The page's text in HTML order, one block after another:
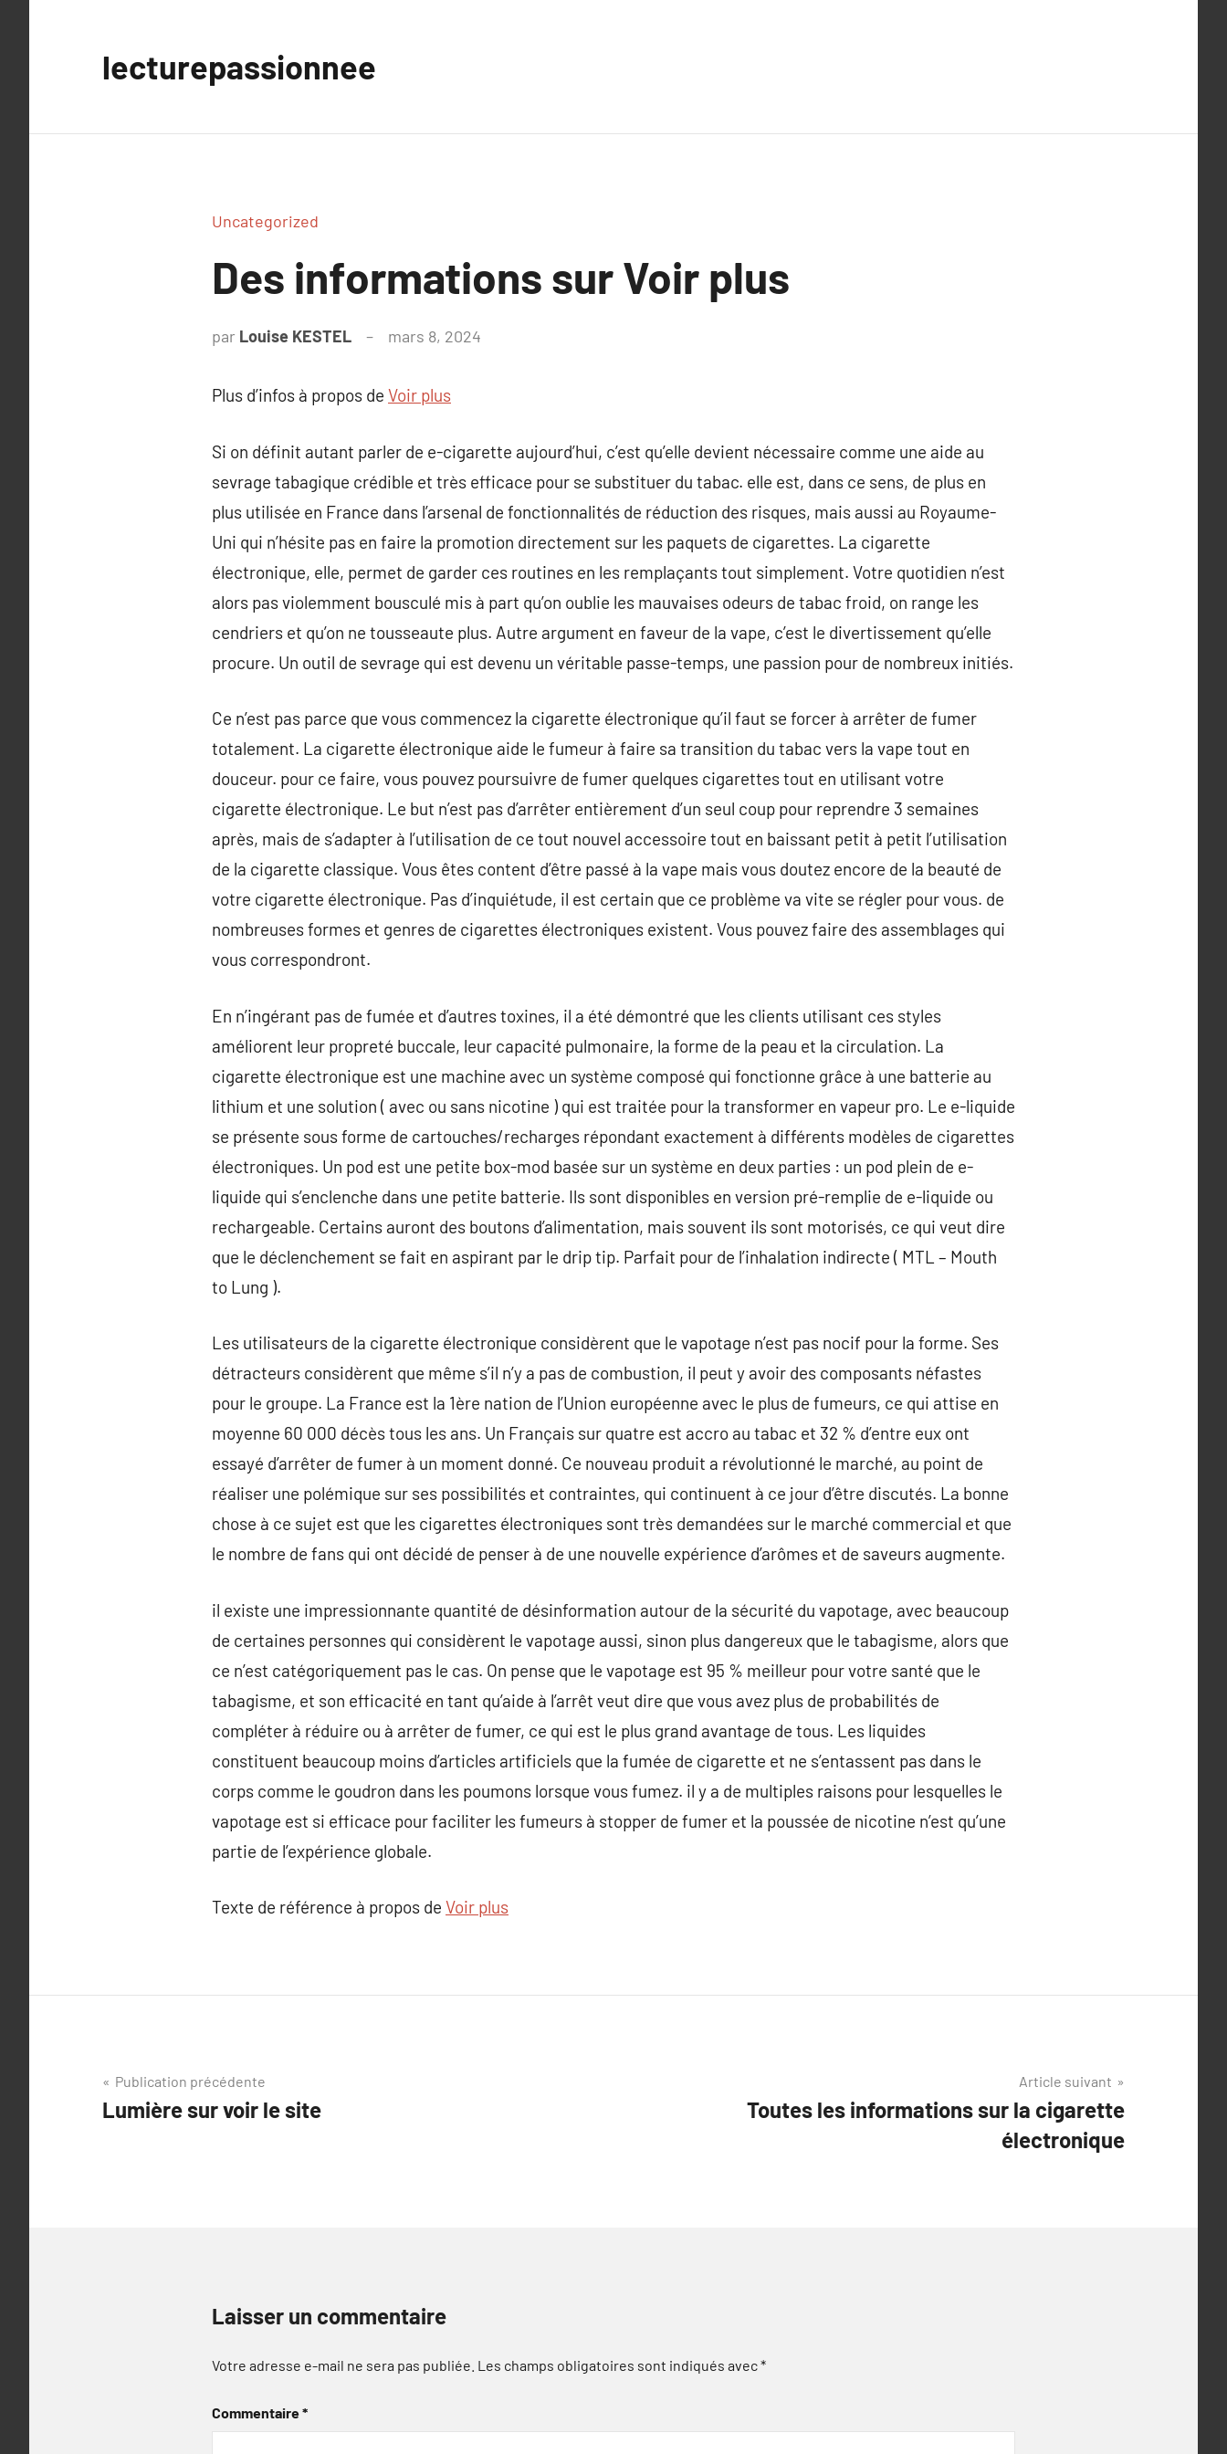
lecturepassionnee
Uncategorized
Des informations sur Voir plus
par Louise KESTEL mars 8, 2024
Plus d’infos à propos de Voir plus
Si on définit autant parler de e-cigarette aujourd’hui, c’est qu’elle devient nécessaire comme une aide au
sevrage tabagique crédible et très efficace pour se substituer du tabac. elle est, dans ce sens, de plus en
plus utilisée en France dans l’arsenal de fonctionnalités de réduction des risques, mais aussi au Royaume-
Uni qui n’hésite pas en faire la promotion directement sur les paquets de cigarettes. La cigarette
électronique, elle, permet de garder ces routines en les remplaçants tout simplement. Votre quotidien n’est
alors pas violemment bousculé mis à part qu’on oublie les mauvaises odeurs de tabac froid, on range les
cendriers et qu’on ne tousseaute plus. Autre argument en faveur de la vape, c’est le divertissement qu’elle
procure. Un outil de sevrage qui est devenu un véritable passe-temps, une passion pour de nombreux initiés.
Ce n’est pas parce que vous commencez la cigarette électronique qu’il faut se forcer à arrêter de fumer
totalement. La cigarette électronique aide le fumeur à faire sa transition du tabac vers la vape tout en
douceur. pour ce faire, vous pouvez poursuivre de fumer quelques cigarettes tout en utilisant votre
cigarette électronique. Le but n’est pas d’arrêter entièrement d’un seul coup pour reprendre 3 semaines
après, mais de s’adapter à l’utilisation de ce tout nouvel accessoire tout en baissant petit à petit l’utilisation
de la cigarette classique. Vous êtes content d’être passé à la vape mais vous doutez encore de la beauté de
votre cigarette électronique. Pas d’inquiétude, il est certain que ce problème va vite se régler pour vous. de
nombreuses formes et genres de cigarettes électroniques existent. Vous pouvez faire des assemblages qui
vous correspondront.
En n’ingérant pas de fumée et d’autres toxines, il a été démontré que les clients utilisant ces styles
améliorent leur propreté buccale, leur capacité pulmonaire, la forme de la peau et la circulation. La
cigarette électronique est une machine avec un système composé qui fonctionne grâce à une batterie au
lithium et une solution ( avec ou sans nicotine ) qui est traitée pour la transformer en vapeur pro. Le e-liquide
se présente sous forme de cartouches/recharges répondant exactement à différents modèles de cigarettes
électroniques. Un pod est une petite box-mod basée sur un système en deux parties : un pod plein de e-
liquide qui s’enclenche dans une petite batterie. Ils sont disponibles en version pré-remplie de e-liquide ou
rechargeable. Certains auront des boutons d’alimentation, mais souvent ils sont motorisés, ce qui veut dire
que le déclenchement se fait en aspirant par le drip tip. Parfait pour de l’inhalation indirecte ( MTL – Mouth
to Lung ).
Les utilisateurs de la cigarette électronique considèrent que le vapotage n’est pas nocif pour la forme. Ses
détracteurs considèrent que même s’il n’y a pas de combustion, il peut y avoir des composants néfastes
pour le groupe. La France est la 1ère nation de l’Union européenne avec le plus de fumeurs, ce qui attise en
moyenne 60 000 décès tous les ans. Un Français sur quatre est accro au tabac et 32 % d’entre eux ont
essayé d’arrêter de fumer à un moment donné. Ce nouveau produit a révolutionné le marché, au point de
réaliser une polémique sur ses possibilités et contraintes, qui continuent à ce jour d’être discutés. La bonne
chose à ce sujet est que les cigarettes électroniques sont très demandées sur le marché commercial et que
le nombre de fans qui ont décidé de penser à de une nouvelle expérience d’arômes et de saveurs augmente.
il existe une impressionnante quantité de désinformation autour de la sécurité du vapotage, avec beaucoup
de certaines personnes qui considèrent le vapotage aussi, sinon plus dangereux que le tabagisme, alors que
ce n’est catégoriquement pas le cas. On pense que le vapotage est 95 % meilleur pour votre santé que le
tabagisme, et son efficacité en tant qu’aide à l’arrêt veut dire que vous avez plus de probabilités de
compléter à réduire ou à arrêter de fumer, ce qui est le plus grand avantage de tous. Les liquides
constituent beaucoup moins d’articles artificiels que la fumée de cigarette et ne s’entassent pas dans le
corps comme le goudron dans les poumons lorsque vous fumez. il y a de multiples raisons pour lesquelles le
vapotage est si efficace pour faciliter les fumeurs à stopper de fumer et la poussée de nicotine n’est qu’une
partie de l’expérience globale.
Texte de référence à propos de Voir plus
Navigation
de
Publication précédente
Lumière sur voir le site
Article suivant
Toutes les informations sur la cigarette
électronique
Laisser un commentaire
Votre adresse e-mail ne sera pas publiée. Les champs obligatoires sont indiqués avec*
Commentaire*